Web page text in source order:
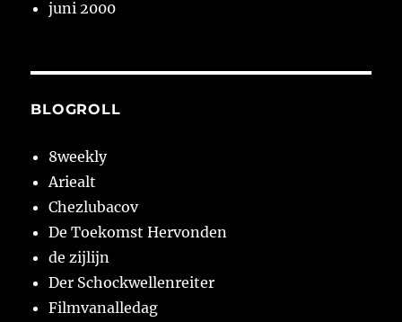
juni 2000
BLOGROLL
8weekly
Ariealt
Chezlubacov
De Toekomst Hervonden
de zijlijn
Der Schockwellenreiter
Filmvanalledag